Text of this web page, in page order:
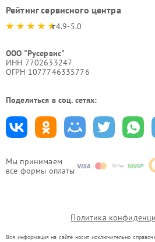
Мы принимаем
все формы оплаты
Рейтинг сервисного центра
4.9-5.0
ООО "Русервис"
ИНН 7702633247
ОГРН 1077746335776
Поделиться в соц. сетях:
Политика
Вся информация на сайте носит исключительно